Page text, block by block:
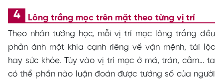
Lông trắng mọc trên mặt theo từng vị trí
Theo nhân tướng học, mỗi vị trí mọc lông trắng đều
phản ánh một khía cạnh riêng về vận mệnh, tài lộc
hay sức khỏe. Tùy vào vị trí mọc ở má, trán, cằm… ta
có thể phần nào luận đoán được tướng số của người